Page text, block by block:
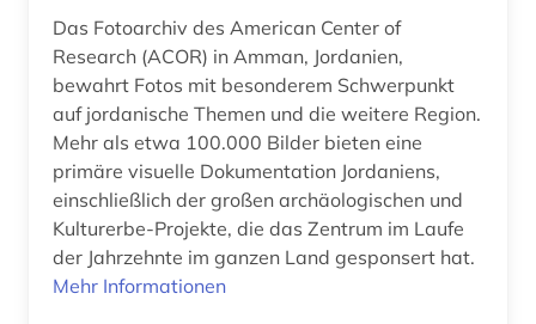
förderpreis für deutsche wissenschaftler im g.
galloromanistik (1)
gebäude (1)
gegenwart (1)
geisteswissenschaft (1)
Das Fotoarchiv des American Center of
Research (ACOR) in Amman, Jordanien,
bewahrt Fotos mit besonderem Schwerpunkt
auf jordanische Themen und die weitere Region.
Mehr als etwa 100.000 Bilder bieten eine
primäre visuelle Dokumentation Jordaniens,
einschließlich der großen archäologischen und
Kulturerbe-Projekte, die das Zentrum im Laufe
der Jahrzehnte im ganzen Land gesponsert hat.
Mehr Informationen